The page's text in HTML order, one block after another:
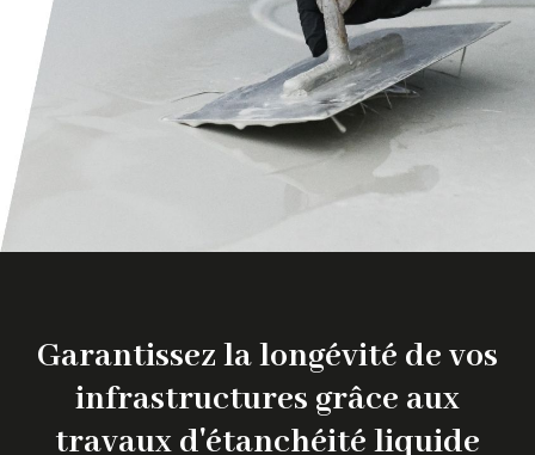
Garantissez la longévité de vos
infrastructures grâce aux
travaux d'étanchéité liquide